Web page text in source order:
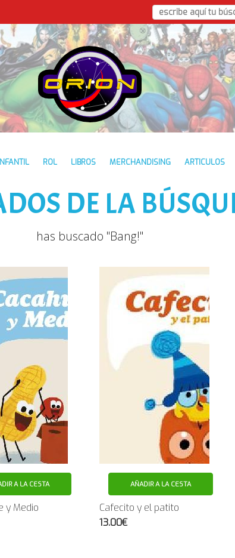
ROL LIBROS MERCHANDISING ARTICULOS
DE LA
has buscado "Bang!"
A LA CESTA
y Medio
AÑADIR A LA CESTA
Cafecito y el patito
13.00€